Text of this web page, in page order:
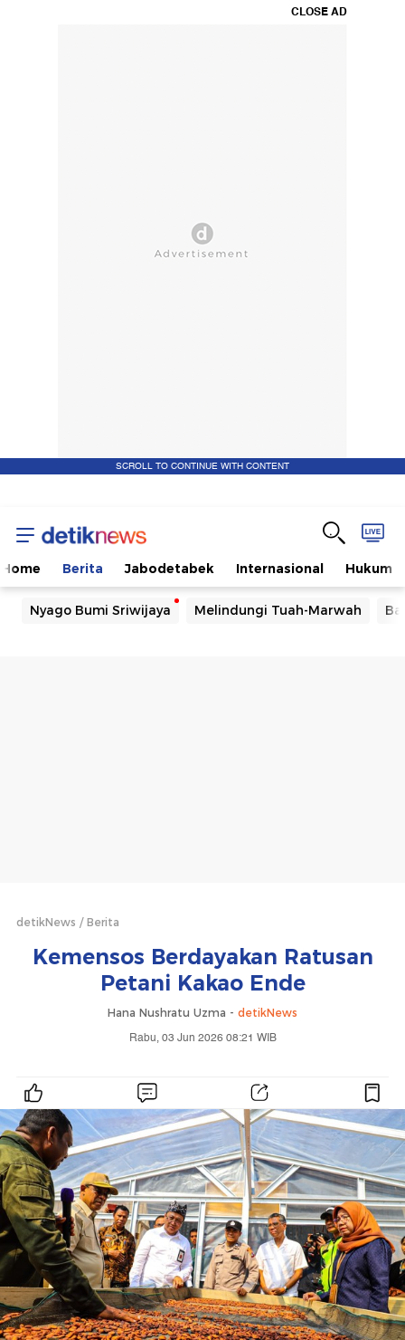
CLOSE AD
SCROLL TO CONTINUE WITH CONTENT
Home Berita Jabodetabek Internasional Hukum
Nyago Bumi Sriwijaya Melindungi Tuah-Marwah
detikNews Berita
Kemensos Berdayakan Ratusan
Petani Kakao Ende
Hana Nushratu Uzma - detikNews
Rabu, 03 Jun 2026 08:21 WIB